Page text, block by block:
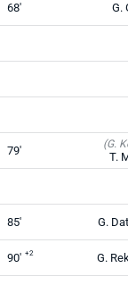
68' G.
79' (G.
T.
85' G.
90' +2 G.